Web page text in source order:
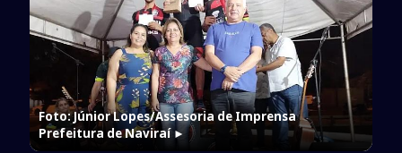
Foto: Júnior Lopes/Assesoria de Imprensa
Prefeitura de Naviraí►